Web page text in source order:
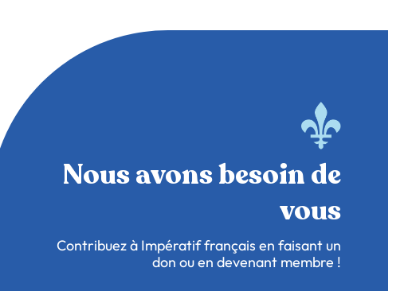
Nous avons besoin de
vous
Contribuez à Impératif français en faisant un
don ou en devenant membre !